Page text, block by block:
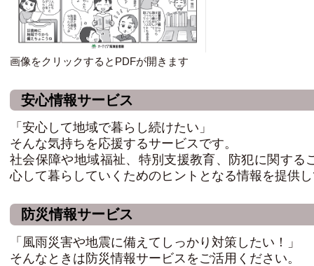
画像をクリックするとPDFが開きます
安心情報サービス
「安心して地域で暮らし続けたい」
そんな気持ちを応援するサービスです。
社会保障や地域福祉、特別支援教育、防犯に関する
心して暮らしていくためのヒントとなる情報を提供
防災情報サービス
「風雨災害や地震に備えてしっかり対策したい！」
そんなときは防災情報サービスをご活用ください。